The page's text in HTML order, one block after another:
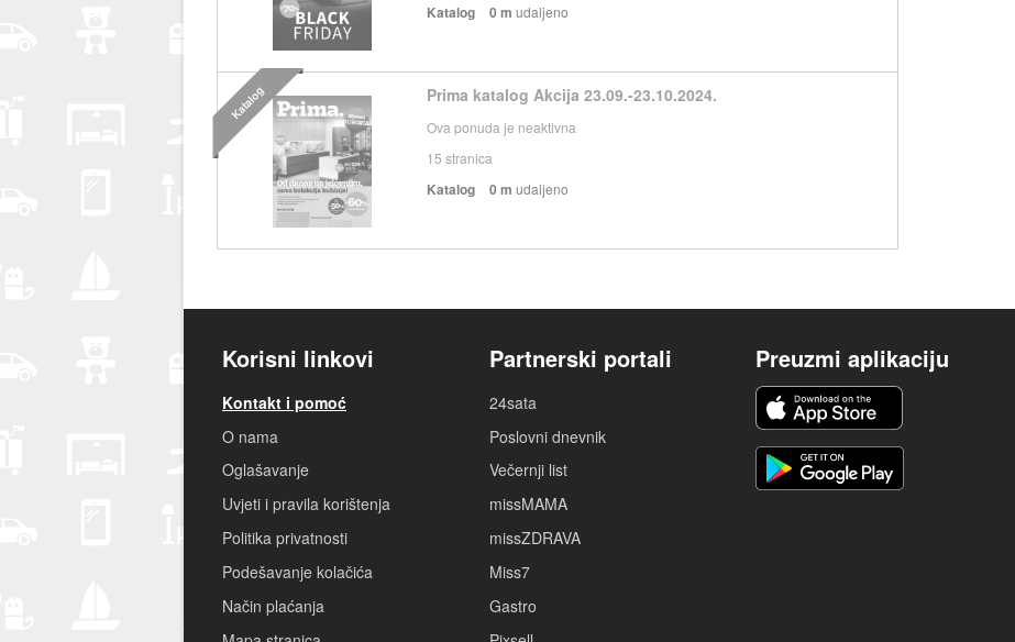
Katalog 0 m udaljeno
Prima katalog Akcija 23.09.-23.10.2024.
Ova ponuda je neaktivna
15 stranica
Katalog 0 m udaljeno
Katalog
Korisni linkovi
Kontakt i pomoć
O nama
Oglašavanje
Uvjeti i pravila korištenja
Politika privatnosti
Podešavanje kolačića
Način plaćanja
Partnerski portali
24sata
Poslovni dnevnik
Večernji list
missMAMA
missZDRAVA
Miss7
Gastro
Preuzmi aplikaciju